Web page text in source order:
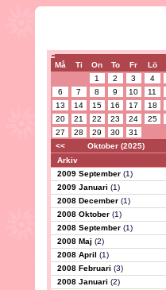
Må Ti On To Fr Lö
1
2 3 4
6
7 8 9 10 11
13
14 15 16 17 18
20
21 22 23 24 25
27
28 29 30
31
<<
Oktober (2025)
Arkiv
2009 September (1)
2009 Januari (1)
2008 December (1)
2008 Oktober (1)
2008 September (1)
2008 Maj (2)
2008 April (1)
2008 Februari (3)
2008 Januari (2)